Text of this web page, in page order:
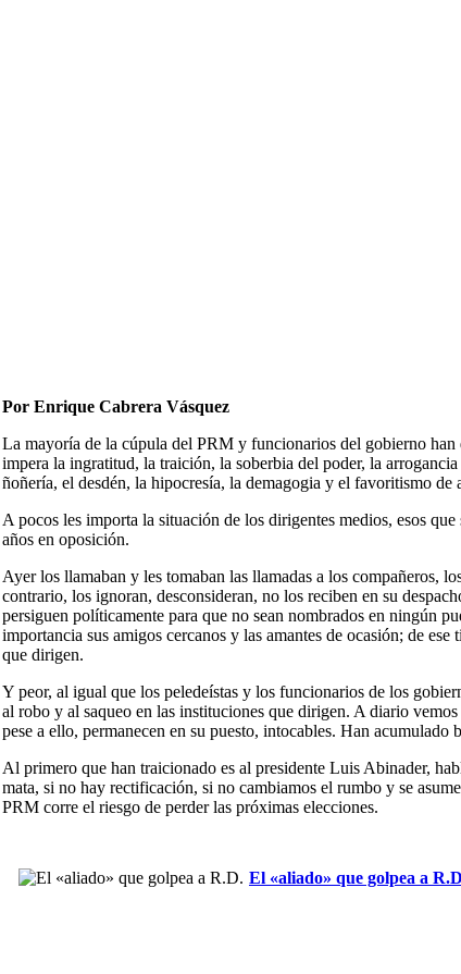
Por Enrique Cabrera Vásquez
La mayoría de la cúpula del PRM y funcionarios del gobierno han
impera la ingratitud, la traición, la soberbia del poder, la
ñoñería, el desdén, la hipocresía, la demagogia y el favoritismo de
A pocos les importa la situación de los dirigentes medios, esos
años en oposición.
Ayer los llamaban y les tomaban las llamadas a los compañeros,
contrario, los ignoran, desconsideran, no los reciben en su
persiguen políticamente para que no sean nombrados en ningún
importancia sus amigos cercanos y las amantes de ocasión; de
que dirigen.
Y peor, al igual que los peledeístas y los funcionarios de los
al robo y al saqueo en las instituciones que dirigen. A diario
pese a ello, permanecen en su puesto, intocables. Han acumulado
Al primero que han traicionado es al presidente Luis Abinader,
mata, si no hay rectificación, si no cambiamos el rumbo y se
PRM corre el riesgo de perder las próximas elecciones.
El «aliado» que golpea a